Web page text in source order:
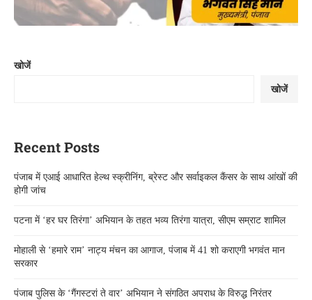
खोजें
खोजें
Recent Posts
पंजाब में एआई आधारित हेल्थ स्क्रीनिंग, ब्रेस्ट और सर्वाइकल कैंसर के साथ आंखों की
होगी जांच
पटना में ‘हर घर तिरंगा’ अभियान के तहत भव्य तिरंगा यात्रा, सीएम सम्राट शामिल
मोहाली से ‘हमारे राम’ नाट्य मंचन का आगाज, पंजाब में 41 शो कराएगी भगवंत मान
सरकार
पंजाब पुलिस के ‘गैंगस्टरां ते वार’ अभियान ने संगठित अपराध के विरुद्ध निरंतर